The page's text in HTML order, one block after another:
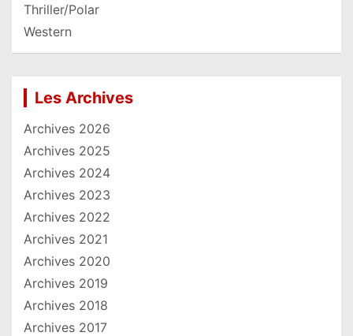
Thriller/Polar
Western
Les Archives
Archives 2026
Archives 2025
Archives 2024
Archives 2023
Archives 2022
Archives 2021
Archives 2020
Archives 2019
Archives 2018
Archives 2017